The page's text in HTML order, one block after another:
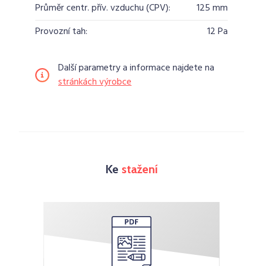
Průměr centr. přív. vzduchu (CPV):
125 mm
Provozní tah:
12 Pa
Další parametry a informace najdete na
stránkách výrobce
Ke stažení